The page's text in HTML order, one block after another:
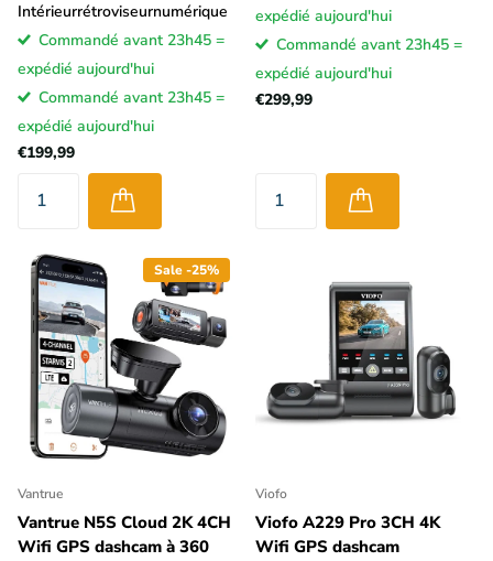
Intérieurrétroviseurnumérique
Commandé avant 23h45 =
expédié aujourd'hui
Commandé avant 23h45 =
expédié aujourd'hui
€199,99
expédié aujourd'hui
Commandé avant 23h45 =
expédié aujourd'hui
€299,99
Sale -25%
Vantrue
Vantrue N5S Cloud 2K 4CH
Wifi GPS dashcam à 360
Viofo
Viofo A229 Pro 3CH 4K
Wifi GPS dashcam